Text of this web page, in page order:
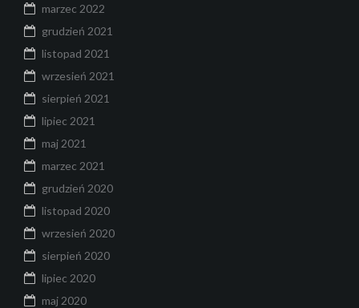
marzec 2022
grudzień 2021
listopad 2021
wrzesień 2021
sierpień 2021
lipiec 2021
maj 2021
marzec 2021
grudzień 2020
listopad 2020
wrzesień 2020
sierpień 2020
lipiec 2020
maj 2020